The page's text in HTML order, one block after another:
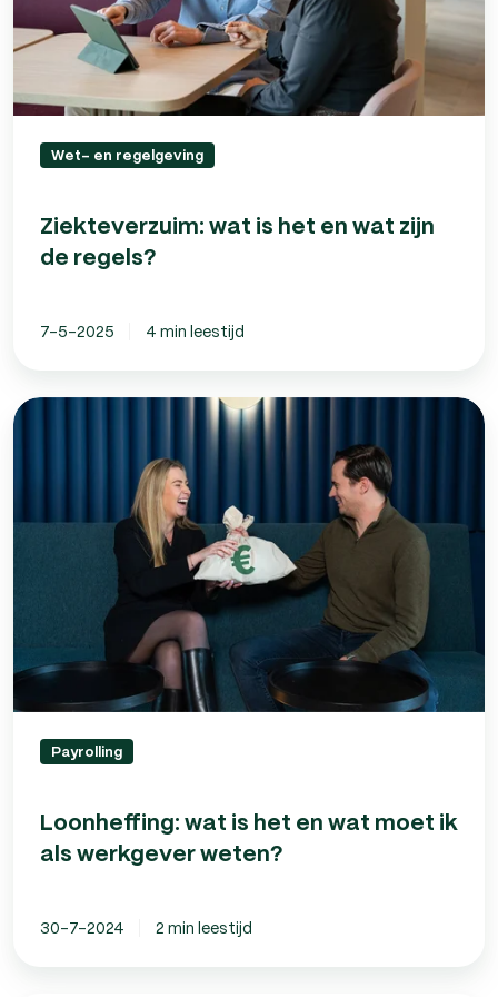
regels?
Wet- en regelgeving
Ziekteverzuim: wat is het en wat zijn
de regels?
7-5-2025 4 min leestijd
Loonheffing:
en
weten?
Payrolling
Loonheffing: wat is het en wat moet ik
als werkgever weten?
30-7-2024 2 min leestijd